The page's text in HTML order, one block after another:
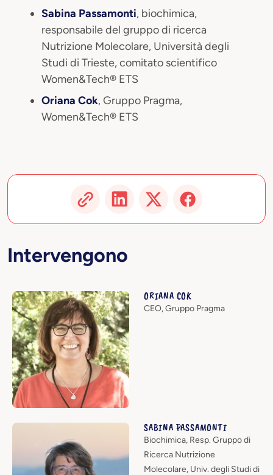
Sabina Passamonti, biochimica,
responsabile del gruppo di ricerca
Nutrizione Molecolare, Università degli
Studi di Trieste, comitato scientifico
Women&Tech® ETS
Oriana Cok, Gruppo Pragma,
Women&Tech® ETS
Intervengono
ORIANA COK
CEO, Gruppo Pragma
SABINA PASSAMONTI
Biochimica, Resp. Gruppo di
Ricerca Nutrizione
Molecolare, Univ. degli Studi di